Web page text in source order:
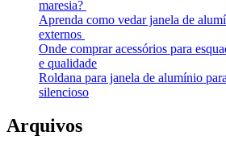
maresia?
Aprenda como vedar janela de
externos
Onde comprar acessórios para
e qualidade
Roldana para janela de alumínio
silencioso
Arquivos